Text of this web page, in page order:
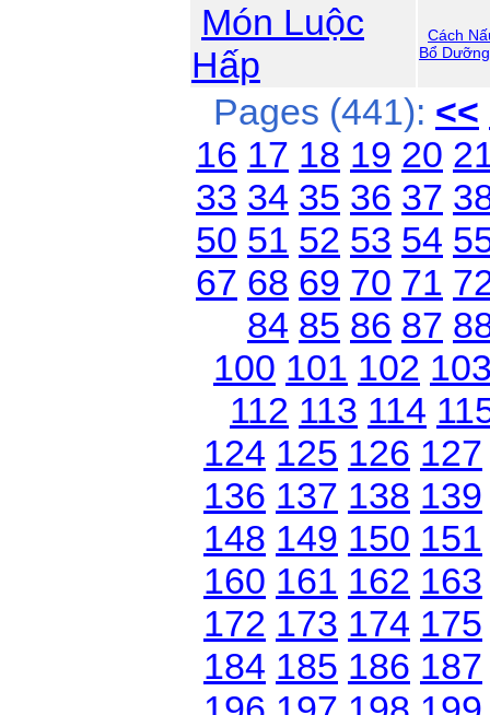
Món Luộc
Hấp
Cách
Bổ Dưỡng
Pages (441): <<
16 17 18 19 20
33 34 35 36 37
50 51 52 53 54
67 68 69 70 71
84 85 86 87
100 101 102
112 113 114
124 125 126 127
136 137 138 139
148 149 150 151
160 161 162 163
172 173 174 175
184 185 186 187